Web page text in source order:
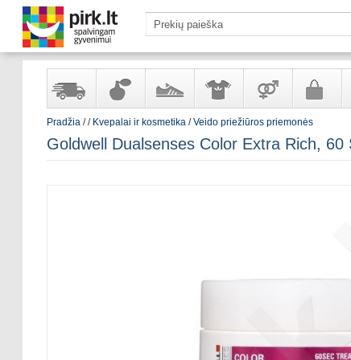
sandėlyje
ir
kosmetika
ir
aksesuarai
suaugusiems
ir
Pradžia// Kvepalai ir kosmetika/Veido priežiūros priemonės
Goldwell Dualsenses Color Extra Rich,